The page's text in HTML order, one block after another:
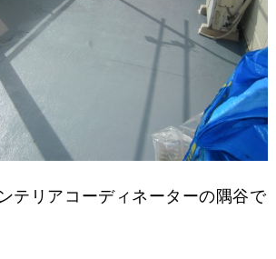
テリアコーディネーターの隅谷で